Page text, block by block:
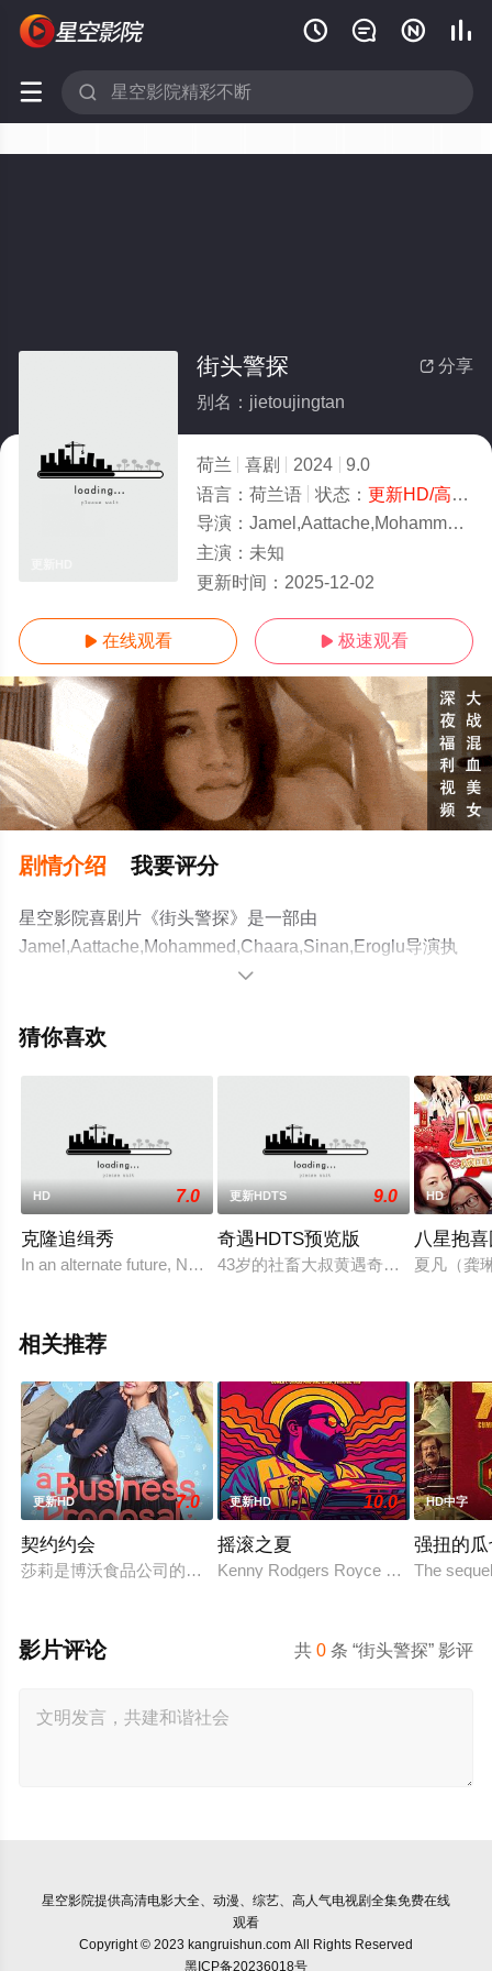
   
 
 分享
街头警探
别名：jietoujingtan
荷兰 喜剧 2024
9.0
语言： 荷兰语 状态： 更新HD/高清
导演： Jamel,Aattache,Mohammed,Chaara,Sin
主演： 未知
更新时间： 2025-12-02
 在线观看  极速观看
剧情介绍 我要评分
星空影院喜剧片《街头警探》是一部由
Jamel,Aattache,Mohammed,Chaara,Sinan,Eroglu导演执
导，众多演员精彩演绎的荷兰电影，免费观看高清未删减
豆瓣电影、电视猫或剧情网等平台了解。

猜你喜欢
HD 7.0
克隆追缉秀
In an alternate future, Nefaricorp dominates human
更新HDTS 9.0
奇遇HDTS预览版
43岁的社畜大叔黄遇奇（贾冰 饰）
HD
八星抱
夏凡（龚
相关推荐
更新HD 7.0
契约约会
莎莉是博沃食品公司的食品分析师，如今陷入财务困境，她答
更新HD 10.0
摇滚之夏
Kenny Rodgers Royce honors his
HD中字
强扭的
The
共0 条 “街头警探” 影评
影片评论
星空影院提供高清电影大全、动漫、综艺、高人气电视剧全集免费在线
观看
Copyright © 2023 kangruishun.com All Rights Reserved
黑ICP备20236018号